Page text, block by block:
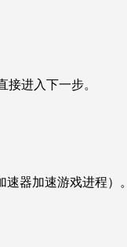
接进入下一步。
器加速游戏进程）。